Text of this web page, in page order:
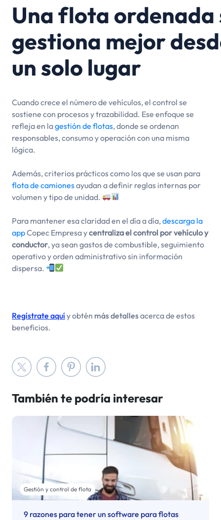
Una flota ordenada
gestiona mejor
un solo lugar
Cuando crece el número de vehículos, el control se
sostiene con procesos y trazabilidad. Ese enfoque se
refleja en lagestión de flotas, donde se ordenan
responsables, consumo y operación con una misma
lógica.
Además, criterios prácticos como los que se usan para
flota de camionesayudan a definir reglas internas por
volumen y tipo de unidad.
Para mantener esa claridad en el día a día, descarga la
appCopec Empresa ycentraliza el control por vehículo y
conductor, ya sean gastos de combustible, seguimiento
operativo y orden administrativo sin información
dispersa.
Regístrate aquíy obtén más detallesacerca de estos
beneficios.
También te podría interesar
Gestión y control de flota
9 razones para tener un software para flotas